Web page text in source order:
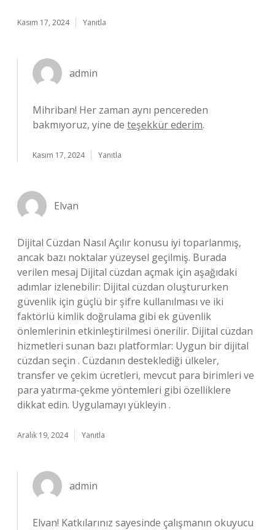
Kasım 17, 2024 Yanıtla
admin
Mihriban! Her zaman aynı pencereden
bakmıyoruz, yine de teşekkür ederim.
Kasım 17, 2024 Yanıtla
Elvan
Dijital Cüzdan Nasıl Açılır konusu iyi toparlanmış,
ancak bazı noktalar yüzeysel geçilmiş. Burada
verilen mesaj Dijital cüzdan açmak için aşağıdaki
adımlar izlenebilir: Dijital cüzdan oluştururken
güvenlik için güçlü bir şifre kullanılması ve iki
faktörlü kimlik doğrulama gibi ek güvenlik
önlemlerinin etkinleştirilmesi önerilir. Dijital cüzdan
hizmetleri sunan bazı platformlar: Uygun bir dijital
cüzdan seçin . Cüzdanın desteklediği ülkeler,
transfer ve çekim ücretleri, mevcut para birimleri ve
para yatırma-çekme yöntemleri gibi özelliklere
dikkat edin. Uygulamayı yükleyin .
Aralık 19, 2024 Yanıtla
admin
Elvan! Katkılarınız sayesinde çalışmanın okuyucu